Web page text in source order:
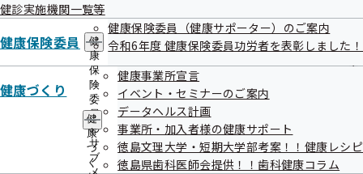
一
覧
の
サ
メ
ュ
ー
ご
案
内
ニ
ュ
ー
健診実施機関一覧等
健康保険委員
健
康
保
険
委
員
の
サ
ブ
健康保険委員（健康サポーター）のご案内
令和6年度 健康保険委員功労者を表彰しました！
健康づくり
健
康
づ
く
健康事業所宣言
イベント・セミナーのご案内
データヘルス計画
事業所・加入者様の健康サポート
徳島文理大学・短期大学部考案！！健康レシピ
徳島県歯科医師会提供！！歯科健康コラム
検索結果404件
1件 - 20件表示1件から20件目を表示しています
〇＝対応可 ×＝対応不可
健診実施機関情報
健診項目